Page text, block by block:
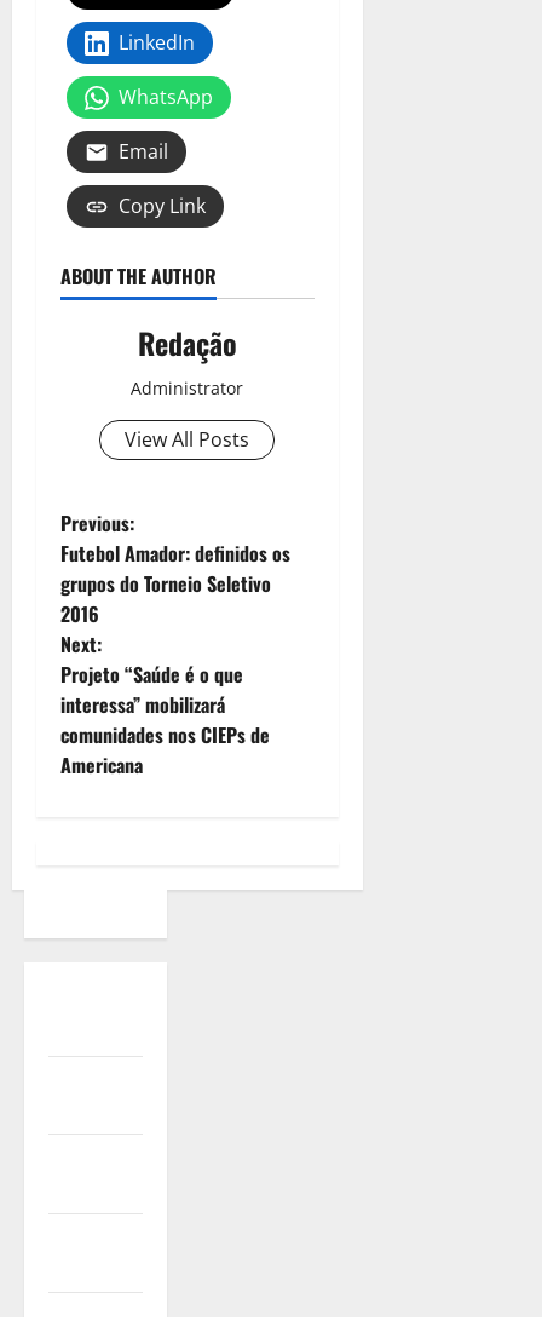
LinkedIn
WhatsApp
Email
Copy Link
ABOUT THE AUTHOR
Redação
Administrator
View All Posts
Previous:
Futebol Amador: definidos os
grupos do Torneio Seletivo
2016
Next:
Projeto “Saúde é o que
interessa” mobilizará
comunidades nos CIEPs de
Americana